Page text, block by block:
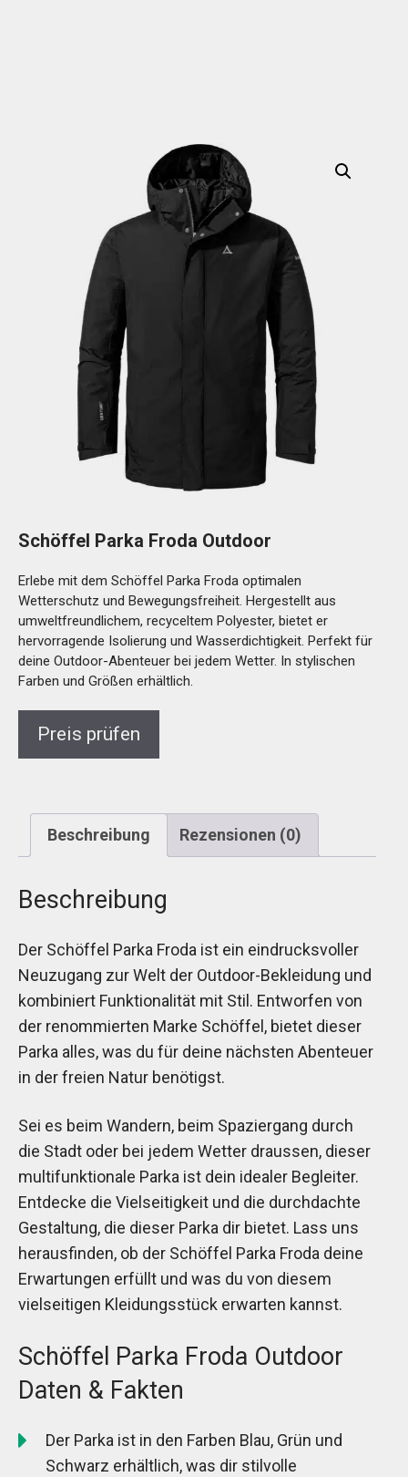
Schöffel Parka Froda Outdoor
Erlebe mit dem Schöffel Parka Froda optimalen
Wetterschutz und Bewegungsfreiheit. Hergestellt aus
umweltfreundlichem, recyceltem Polyester, bietet er
hervorragende Isolierung und Wasserdichtigkeit. Perfekt für
deine Outdoor-Abenteuer bei jedem Wetter. In stylischen
Farben und Größen erhältlich.
Preis prüfen
Beschreibung Rezensionen (0)
Beschreibung
Der Schöffel Parka Froda ist ein eindrucksvoller
Neuzugang zur Welt der Outdoor-Bekleidung und
kombiniert Funktionalität mit Stil. Entworfen von
der renommierten Marke Schöffel, bietet dieser
Parka alles, was du für deine nächsten Abenteuer
in der freien Natur benötigst.
Sei es beim Wandern, beim Spaziergang durch
die Stadt oder bei jedem Wetter draussen, dieser
multifunktionale Parka ist dein idealer Begleiter.
Entdecke die Vielseitigkeit und die durchdachte
Gestaltung, die dieser Parka dir bietet. Lass uns
herausfinden, ob der Schöffel Parka Froda deine
Erwartungen erfüllt und was du von diesem
vielseitigen Kleidungsstück erwarten kannst.
Schöffel Parka Froda Outdoor
Daten & Fakten
Der Parka ist in den Farben Blau, Grün und
Schwarz erhältlich, was dir stilvolle